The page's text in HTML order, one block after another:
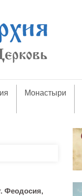
Монастыри
Феодосия,